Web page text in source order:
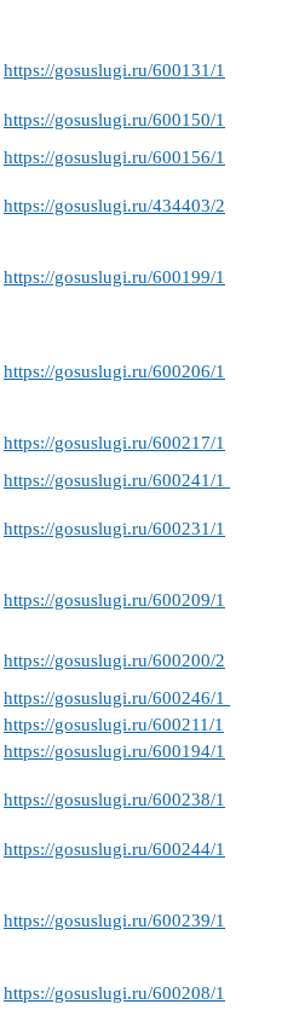
https://gosuslugi.ru/600131/1
https://gosuslugi.ru/600150/1
https://gosuslugi.ru/600156/1
https://gosuslugi.ru/434403/2
https://gosuslugi.ru/600199/1
https://gosuslugi.ru/600206/1
https://gosuslugi.ru/600217/1
https://gosuslugi.ru/600241/1
https://gosuslugi.ru/600231/1
https://gosuslugi.ru/600209/1
https://gosuslugi.ru/600200/2
https://gosuslugi.ru/600246/1
https://gosuslugi.ru/600211/1
https://gosuslugi.ru/600194/1
https://gosuslugi.ru/600238/1
https://gosuslugi.ru/600244/1
https://gosuslugi.ru/600239/1
https://gosuslugi.ru/600208/1